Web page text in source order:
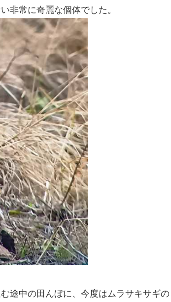
非常に奇麗な個体でした。
途中の田んぼに、今度はムラサキサギの